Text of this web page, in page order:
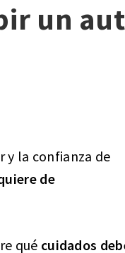
un
y la confianza de
de
qué cuidados